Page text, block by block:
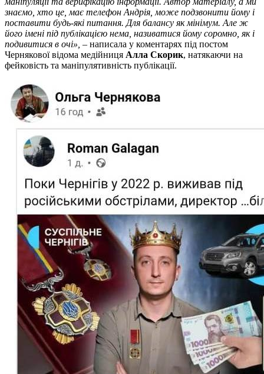
знаємо, хто це, має телефон Андрія, може подзвонити йому і
поставити будь-які питання. Для балансу як мінімум. Але ж
його імені під публікацією нема, називатися йому соромно, як і
подивитися в очі», – написала у коментарях під постом
Чернякової відома медійниця Алла Скорик, натякаючи на
фейковість та маніпулятивність публікації.